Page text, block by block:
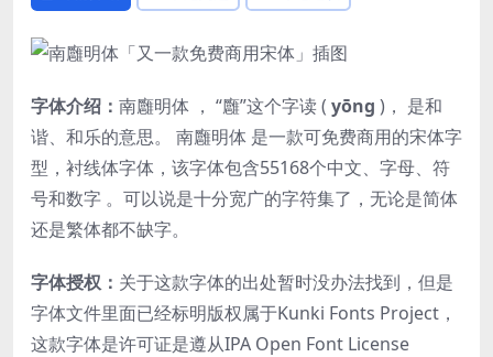
字体介绍： 南廱明体 ， “廱”这个字读 ( yōng )， 是和
谐、和乐的意思。 南廱明体 是一款可免费商用的宋体字
型，衬线体字体，该字体包含55168个中文、字母、符
号和数字 。可以说是十分宽广的字符集了，无论是简体
还是繁体都不缺字。
字体授权： 关于这款字体的出处暂时没办法找到，但是
字体文件里面已经标明版权属于Kunki Fonts Project，
这款字体是许可证是遵从IPA Open Font License